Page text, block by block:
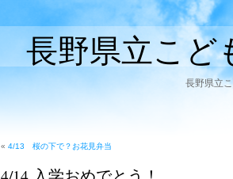
長野県立こど
長野県立
« 4/13 桜の下で？お花見弁当